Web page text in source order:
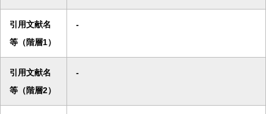
引用文献名
等（階層1）
-
引用文献名
等（階層2）
-